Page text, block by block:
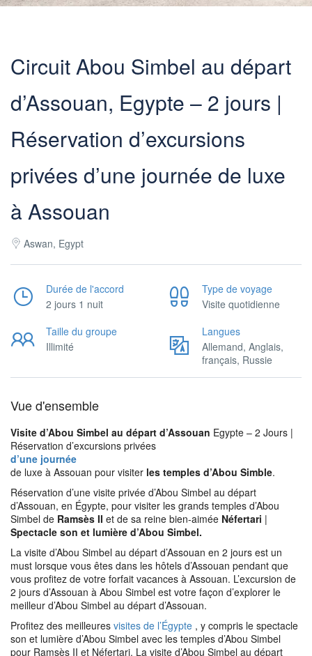
Circuit Abou Simbel au départ
d’Assouan, Egypte – 2 jours |
Réservation d’excursions
privées d’une journée de luxe
à Assouan
Aswan, Egypt
Durée de l'accord
2 jours 1 nuit
Type de voyage
Visite quotidienne
Taille du groupe
Illimité
Langues
Allemand, Anglais,
français, Russie
Vue d'ensemble
Visite d’Abou Simbel au départ d’Assouan Egypte – 2 Jours |
Réservation d’excursions privées
d’une journée
de luxe à Assouan pour visiter les temples d’Abou Simble.
Réservation d’une visite privée d’Abou Simbel au départ
d’Assouan, en Égypte, pour visiter les grands temples d’Abou
Simbel de Ramsès II et de sa reine bien-aimée Néfertari |
Spectacle son et lumière d’Abou Simbel.
La visite d’Abou Simbel au départ d’Assouan en 2 jours est un
must lorsque vous êtes dans les hôtels d’Assouan pendant que
vous profitez de votre forfait vacances à Assouan. L’excursion de
2 jours d’Assouan à Abou Simbel est votre façon d’explorer le
meilleur d’Abou Simbel au départ d’Assouan.
Profitez des meilleures visites de l’Égypte , y compris le spectacle
son et lumière d’Abou Simbel avec les temples d’Abou Simbel
pour Ramsès II et Néfertari. La visite d’Abou Simbel au départ